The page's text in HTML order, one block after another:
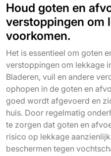
Houd goten en
verstoppingen om
voorkomen.
Het is essentieel om goten
verstoppingen om lekkage
Bladeren, vuil en andere
ophopen in de goten en
goed wordt afgevoerd en
huis. Door regelmatig
te zorgen dat goten en
risico op lekkage
beschermen tegen